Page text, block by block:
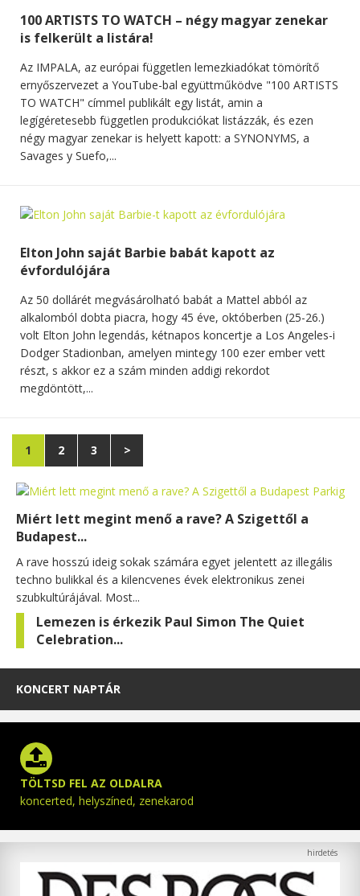
100 ARTISTS TO WATCH – négy magyar zenekar
is felkerült a listára!
Az IMPALA, az európai független lemezkiadókat tömörítő
ernyőszervezet a YouTube-bal együttműködve "100 ARTISTS
TO WATCH" címmel publikált egy listát, amin a
legígéretesebb független produkciókat listázzák, és ezen
négy magyar zenekar is helyett kapott: a SYNONYMS, a
Savages y Suefo,...
Elton John saját Barbie babát kapott az
évfordulójára
Az 50 dollárét megvásárolható babát a Mattel abból az
alkalomból dobta piacra, hogy 45 éve, októberben (25-26.)
volt Elton John legendás, kétnapos koncertje a Los Angeles-i
Dodger Stadionban, amelyen mintegy 100 ezer ember vett
részt, s akkor ez a szám minden addigi rekordot
megdöntött,...
1 2 3 >
Miért lett megint menő a rave? A Szigettől a
Budapest...
A rave hosszú ideig sokak számára egyet jelentett az illegális
techno bulikkal és a kilencvenes évek elektronikus zenei
szubkultúrájával. Most...
Lemezen is érkezik Paul Simon The Quiet
Celebration...
KONCERT NAPTÁR
TÖLTSD FEL AZ OLDALRA
koncerted, helyszíned, zenekarod